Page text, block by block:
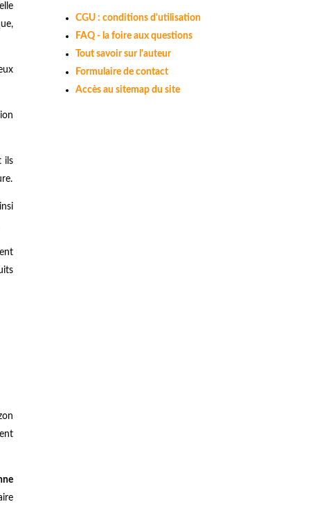
ils
CGU : conditions d'utilisation
FAQ - la foire aux questions
Tout savoir sur l'auteur
Formulaire de contact
Accès au sitemap du site